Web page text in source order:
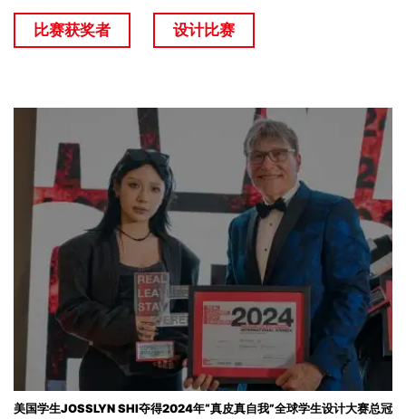
比赛获奖者 设计比赛
美国学生JOSSLYN SHI夺得2024年“真皮真自我”全球学生设计大赛总冠